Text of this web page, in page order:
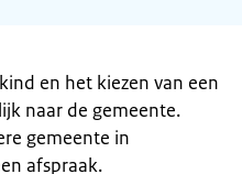
en het kiezen van een
naar de gemeente.
gemeente in
afspraak.